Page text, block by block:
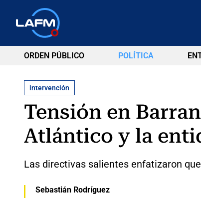
ORDEN PÚBLICO POLÍTICA
intervención
Tensión en
Atlántico y la
Las directivas salientes enfatizaron
Sebastián Rodríguez